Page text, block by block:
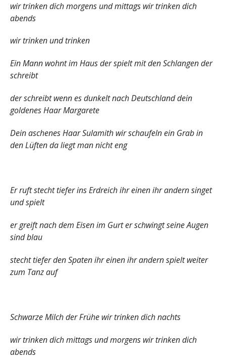
wir trinken dich morgens und mittags wir trinken dich
abends
wir trinken und trinken
Ein Mann wohnt im Haus der spielt mit den Schlangen der
schreibt
der schreibt wenn es dunkelt nach Deutschland dein
goldenes Haar Margarete
Dein aschenes Haar Sulamith wir schaufeln ein Grab in
den Lüften da liegt man nicht eng
Er ruft stecht tiefer ins Erdreich ihr einen ihr andern singet
und spielt
er greift nach dem Eisen im Gurt er schwingt seine Augen
sind blau
stecht tiefer den Spaten ihr einen ihr andern spielt weiter
zum Tanz auf
Schwarze Milch der Frühe wir trinken dich nachts
wir trinken dich mittags und morgens wir trinken dich
abends